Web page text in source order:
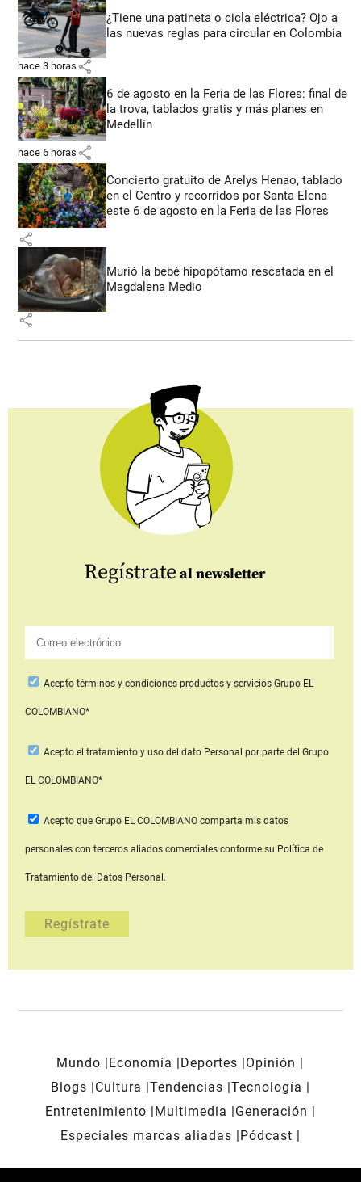
¿Tiene una patineta o cicla eléctrica? Ojo a
las nuevas reglas para circular en Colombia
hace 3 horas share
6 de agosto en la Feria de las Flores: final de
la trova, tablados gratis y más planes en
Medellín
hace 6 horas share
Concierto gratuito de Arelys Henao, tablado
en el Centro y recorridos por Santa Elena
este 6 de agosto en la Feria de las Flores
share
Murió la bebé hipopótamo rescatada en el
Magdalena Medio
share
Regístrate al newsletter
Aceptotérminos y condiciones productos y serviciosGrupo EL
COLOMBIANO*
Acepto el tratamiento y uso del dato Personal por parte del Grupo
EL COLOMBIANO*
Acepto que Grupo EL COLOMBIANOcomparta mis datos
personales con terceros aliados comerciales conforme su Política de
Tratamiento del Datos Personal.
Mundo Economía Deportes
Opinión
Blogs
Cultura Tendencias Tecnología
Entretenimiento
Multimedia
Generación
Especiales marcas aliadas
Pódcast